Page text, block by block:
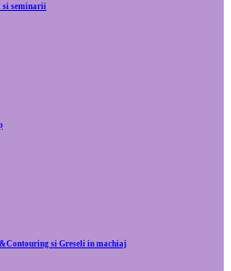
si seminarii
si Greseli in machiaj